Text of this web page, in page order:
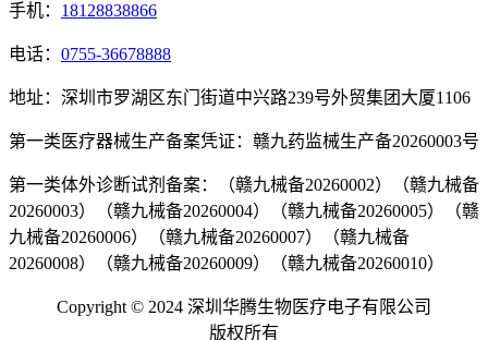
手机： 18128838866
电话： 0755-36678888
地址：深圳市罗湖区东门街道中兴路239号外贸集团大厦1106
第一类医疗器械生产备案凭证：赣九药监械生产备20260003号
第一类体外诊断试剂备案：（赣九械备20260002）（赣九械备
20260003）（赣九械备20260004）（赣九械备20260005）（赣
九械备20260006）（赣九械备20260007）（赣九械备
20260008）（赣九械备20260009）（赣九械备20260010）
Copyright © 2024 深圳华腾生物医疗电子有限公司
版权所有